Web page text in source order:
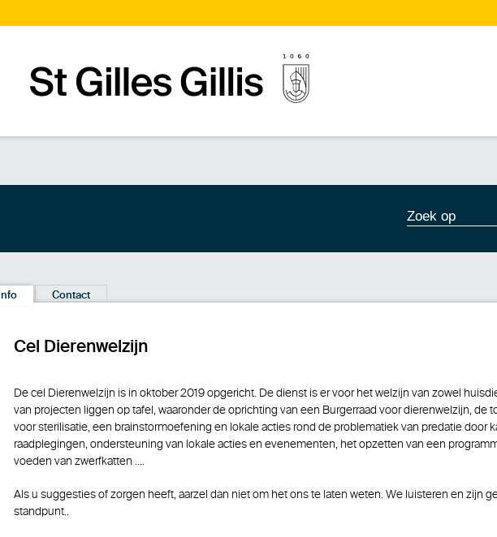
ZOEKDIENSTEN
Info Contact
Cel Dierenwelzijn
De cel Dierenwelzijn is in oktober 2019 opgericht. De dienst is er voor het welzijn van zowel
van projecten liggen op tafel, waaronder de oprichting van een Burgerraad voor dierenwelzijn, de
voor sterilisatie, een brainstormoefening en lokale acties rond de problematiek van predatie door
raadplegingen, ondersteuning van lokale acties en evenementen, het opzetten van een
voeden van zwerfkatten ….
Als u suggesties of zorgen heeft, aarzel dan niet om het ons te laten weten. We luisteren en zijn
standpunt..